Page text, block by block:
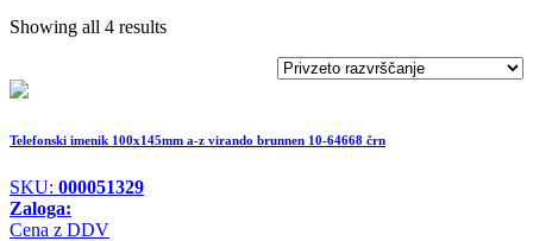
Showing all 4 results
Telefonski imenik 100x145mm a-z virando brunnen 10-64668 črn
SKU: 000051329
Zaloga:
Cena z DDV